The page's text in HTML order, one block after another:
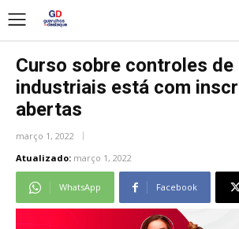
Curso sobre controles de
industriais está com
abertas
março 1, 2022
Atualizado: março 1, 2022
WhatsApp Facebook